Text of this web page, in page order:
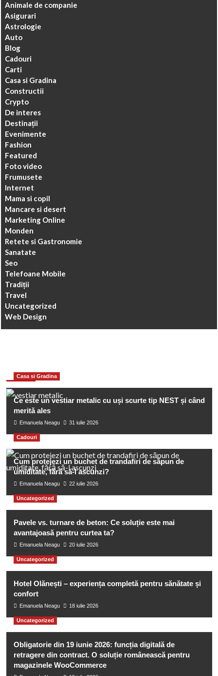
Animale de companie
Asigurari
Astrologie
Auto
Blog
Cadouri
Carti
Casa si Gradina
Constructii
Crypto
De interes
Destinații
Evenimente
Fashion
Featured
Foto video
Frumusete
Internet
Mama si copil
Mancare si desert
Marketing Online
Monden
Retete si Gastronomie
Sanatate
Seo
Telefoane Mobile
Tradiții
Travel
Uncategorized
Web Design
You may have missed
Casa si Gradina
Ce este un vestiar metalic cu uși scurte tip NEST și când
merită ales
Emanuela Neagu 31 iulie 2026
Cadouri
Cum protejezi un buchet de trandafiri de săpun de
umiditate, fără să-l ascunzi?
Emanuela Neagu 22 iulie 2026
Uncategorized
Pavele vs. turnare de beton: Ce soluție este mai
avantajoasă pentru curtea ta?
Emanuela Neagu 20 iulie 2026
Uncategorized
Hotel Olănești – experiența completă pentru sănătate și
confort
Emanuela Neagu 18 iulie 2026
Uncategorized
Obligatorie din 19 iunie 2026: funcția digitală de
retragere din contract. O soluție românească pentru
magazinele WooCommerce